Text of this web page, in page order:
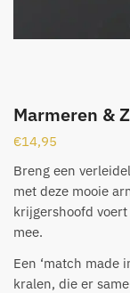
Marmeren &
€14,95
Breng een
met deze mooie
krijgershoofd
mee.
Een ‘match made
kralen, die er